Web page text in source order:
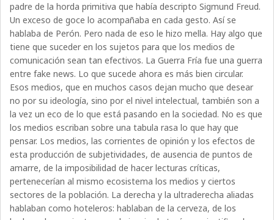
padre de la horda primitiva que había descripto Sigmund Freud.
Un exceso de goce lo acompañaba en cada gesto. Así se
hablaba de Perón. Pero nada de eso le hizo mella. Hay algo que
tiene que suceder en los sujetos para que los medios de
comunicación sean tan efectivos. La Guerra Fría fue una guerra
entre fake news. Lo que sucede ahora es más bien circular.
Esos medios, que en muchos casos dejan mucho que desear
no por su ideología, sino por el nivel intelectual, también son a
la vez un eco de lo que está pasando en la sociedad. No es que
los medios escriban sobre una tabula rasa lo que hay que
pensar. Los medios, las corrientes de opinión y los efectos de
esta producción de subjetividades, de ausencia de puntos de
amarre, de la imposibilidad de hacer lecturas críticas,
pertenecerían al mismo ecosistema los medios y ciertos
sectores de la población. La derecha y la ultraderecha aliadas
hablaban como hoteleros: hablaban de la cerveza, de los